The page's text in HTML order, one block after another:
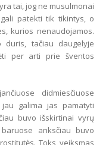
tai, jog ne musulmonai
patekti tik tikintys, o
kurios nenaudojamos.
duris, tačiau daugelyje
per arti prie šventos
didmiesčiuose
galima jas pamatyti
buvo išskirtinai vyrų
anksčiau buvo
Toks veiksmas